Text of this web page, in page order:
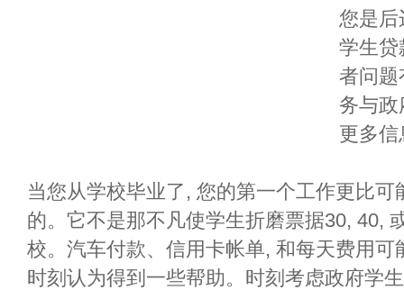
您是
学生贷
者问题
务与
更多信
当您从学校毕业了, 您的第一个工作更比
的。它不是那不凡使学生折磨票据30, 40,
校。汽车付款、信用卡帐单, 和每天费用
时刻认为得到一些帮助。时刻考虑政府学